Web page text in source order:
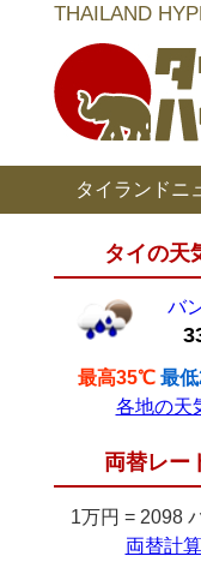
THAILAND
タイランドニ
タイの天
バ
最高35℃ 最
各地の天
両替レー
1万円 = 2098
両替計算